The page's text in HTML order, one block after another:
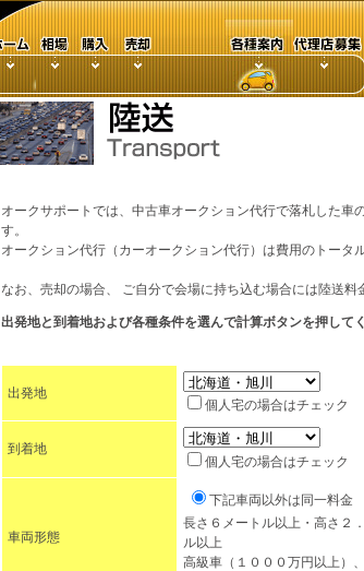
オークサポートでは、中古車オークション代行で落札した車
す。
オークション代行（カーオークション代行）は費用のトータ
なお、売却の場合、 ご自分で会場に持ち込む場合には陸送料
出発地と到着地および各種条件を選んで計算ボタンを押して
出発地
個人宅の場合はチェック
到着地
個人宅の場合はチェック
車両形態
下記車両以外は同一料金
長さ６メートル以上・高さ２
ル以上
高級車（１０００万円以上）